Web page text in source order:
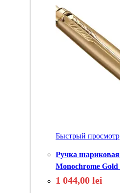
Быстрый просмотр
Ручка
Monochrome Gold
1 044,00 lei